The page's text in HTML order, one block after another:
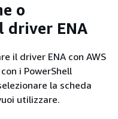
o
driver ENA
il driver ENA con AWS
i PowerShell
la scheda
utilizzare.